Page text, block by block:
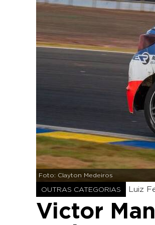
Foto: Clayton Medeiros
OUTRAS CATEGORIAS Luiz
Victor